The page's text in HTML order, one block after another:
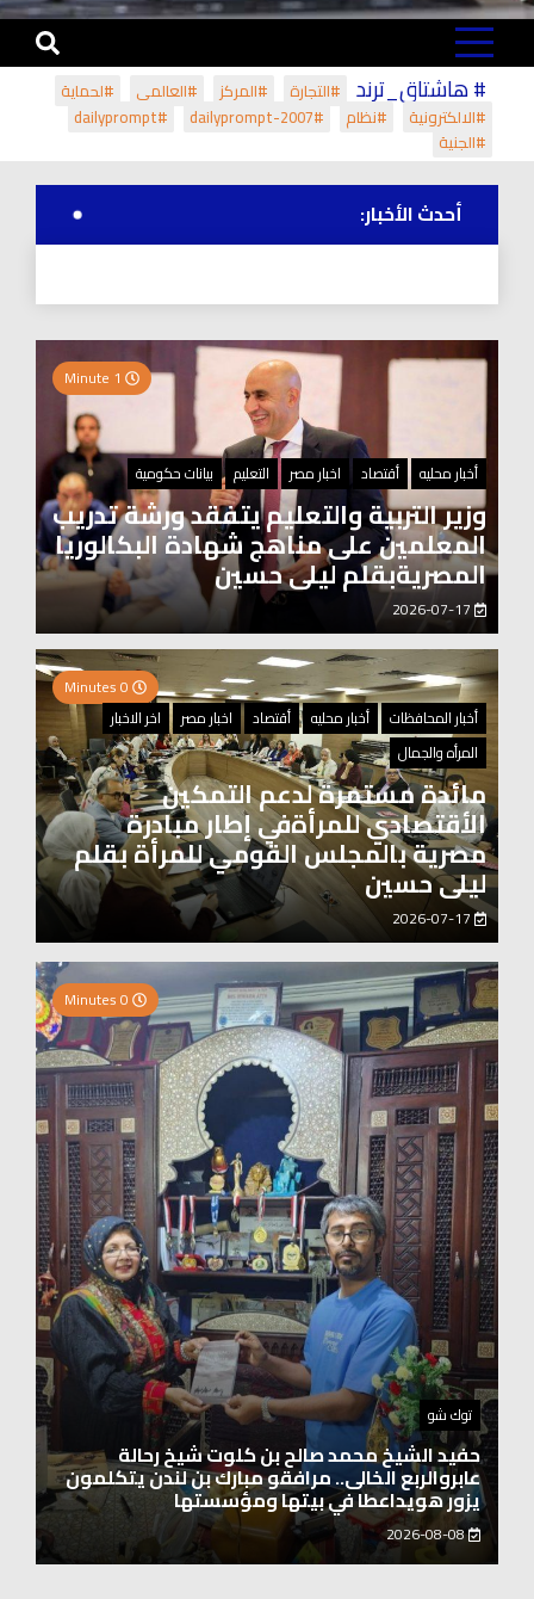
# هاشتاق_ترند #التجارة #المركز #العالمي
#لحماية
#الالكترونية
#نظام #dailyprompt-2007
#dailyprompt
#الجنية
أحدث الأخبار:
أخبار محليه أقتصاد اخبار مصر التعليم بيانات حكومية
وزير التربية والتعليم يتفقد ورشة تدريب
المعلمين على مناهج شهادة البكالوريا
المصريةبقلم ليلى حسين
أخبار المحافظات
أخبار محليه أقتصاد اخبار مصر
اخر الاخبار
المرأه والجمال
مائدة مستمرة لدعم التمكين
الأقتصادي للمرأةفي إطار مبادرة
مصرية بالمجلس القومي للمرأة بقلم
ليلى حسين
2026-07-17
اخبار العرب
الاتحاد الدولي لرائدات الوطن العربي يدشّن انطلاقته
بحضور نخبة من سيدات الأعمال والشخصيات
المجتمعية
2026-08-06